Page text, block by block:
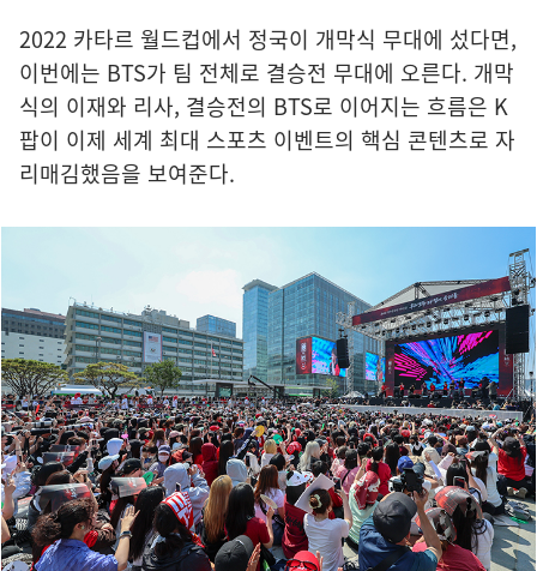
2022 카타르 월드컵에서 정국이 개막식 무대에 섰다면,
이번에는 BTS가 팀 전체로 결승전 무대에 오른다. 개막
식의 이재와 리사, 결승전의 BTS로 이어지는 흐름은 K
팝이 이제 세계 최대 스포츠 이벤트의 핵심 콘텐츠로 자
리매김했음을 보여준다.